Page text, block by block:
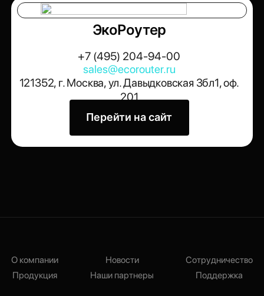
ЭкоРоутер
+7 (495) 204-94-00
sales@ecorouter.ru
121352, г. Москва, ул. Давыдковская 3бл1, оф.
201
Перейти на сайт
О компании
Продукция
Новости
Наши партнеры
Сотрудничество
Поддержка